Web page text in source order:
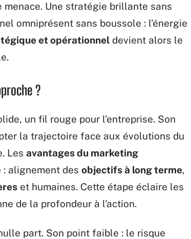
Une stratégie brillante sans
omniprésent sans boussole : l’énergie
et opérationnel devient alors le
?
un fil rouge pour l’entreprise. Son
la trajectoire face aux évolutions du
Les avantages du marketing
alignement des objectifs à long terme,
et humaines. Cette étape éclaire les
de la profondeur à l’action.
part. Son point faible : le risque